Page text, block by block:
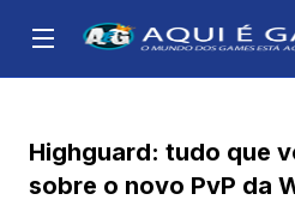
Highguard: tudo que
sobre o novo PvP da